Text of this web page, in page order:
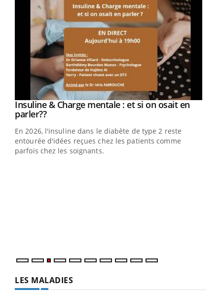
Youtube
Insuline & Charge mentale : et si on osait en
parler??Youtube
En 2026, l'insuline dans le diabète de type 2 reste
entourée d'idées reçues chez les patients comme
parfois chez les soignants.
LES MALADIES